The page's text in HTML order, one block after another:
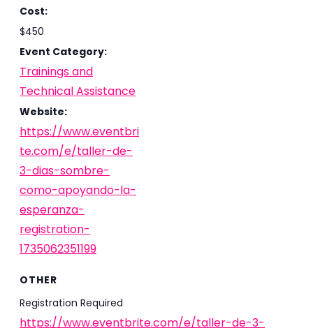
Cost:
$450
Event Category:
Trainings and
Technical Assistance
Website:
https://www.eventbri
te.com/e/taller-de-
3-dias-sombre-
como-apoyando-la-
esperanza-
registration-
1735062351199
OTHER
Registration Required
https://www.eventbrite.com/e/taller-de-3-